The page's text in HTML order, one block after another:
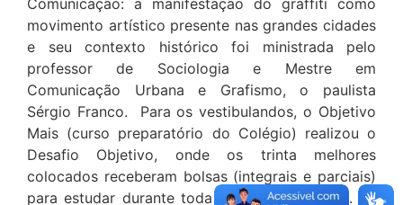
Comunicação: a manifestação do graffiti como
movimento artístico presente nas grandes cidades
e seu contexto histórico foi ministrada pelo
professor de Sociologia e Mestre em
Comunicação Urbana e Grafismo, o paulista
Sérgio Franco. Para os vestibulandos, o Objetivo
Mais (curso preparatório do Colégio) realizou o
Desafio Objetivo, onde os trinta melhores
colocados receberam bolsas (integrais e parciais)
para estudar durante toda 2011 na Instituição. As